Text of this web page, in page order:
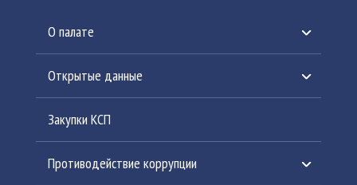
О палате
История создания
Структура Палаты
Сведения о полномочиях
Открытые данные
План работы
Информация по контрольным мероприятиям
Закупки КСП
Противодействие коррупции